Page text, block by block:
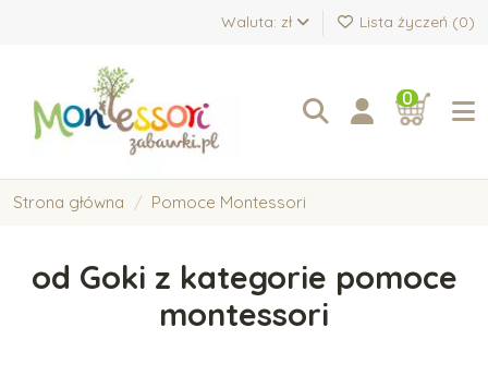
Waluta: zł Lista życzeń (0)
0
Strona główna Pomoce Montessori
od Goki z kategorie pomoce
montessori